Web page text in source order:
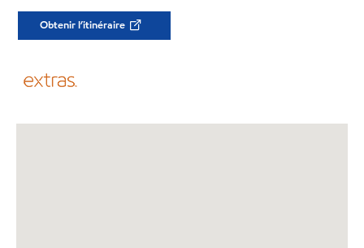
Obtenir l’itinéraire